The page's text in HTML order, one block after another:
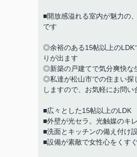
■開放感溢れる室内が魅力の
です
◎余裕のある15帖以上のLDK
りが出ます
◎新築の戸建てで気分爽快な
◎私達が松山市での住まい探
しますので、お気軽にお問い
■広々とした15帖以上のLDK
■外壁が光セラ。光触媒のキ
■洗面とキッチンの備え付け
■設備が素敵で女性心をくす